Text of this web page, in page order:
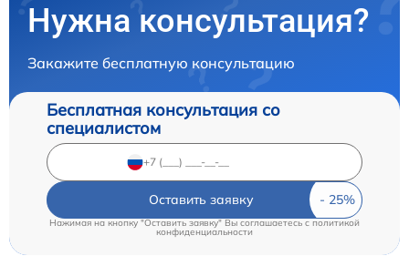
Нужна консультация?
Закажите бесплатную консультацию
Бесплатная консультация со
специалистом
Оставить заявку
Нажимая на кнопку "Оставить заявку" Вы соглашаетесь cполитикой
конфиденциальности